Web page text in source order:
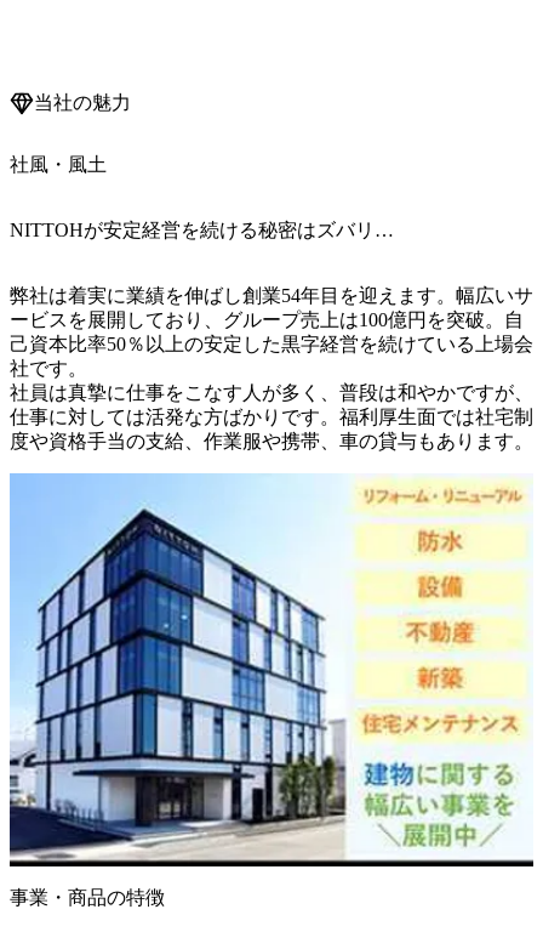
当社の魅力
社風・風土
NITTOHが安定経営を続ける秘密はズバリ…
弊社は着実に業績を伸ばし創業54年目を迎えます。幅広いサ
ービスを展開しており、グループ売上は100億円を突破。自
己資本比率50％以上の安定した黒字経営を続けている上場会
社です。
社員は真摯に仕事をこなす人が多く、普段は和やかですが、
仕事に対しては活発な方ばかりです。福利厚生面では社宅制
度や資格手当の支給、作業服や携帯、車の貸与もあります。
事業・商品の特徴